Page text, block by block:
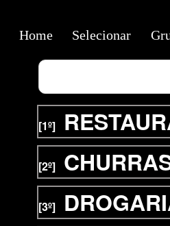
[1º]
[2º]
[3º]
Home Selecionar